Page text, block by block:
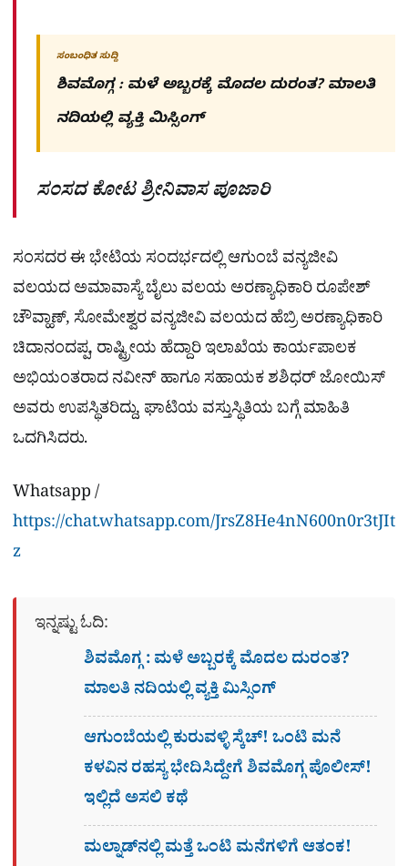
ಸಂಬಂಧಿತ ಸುದ್ದಿ
ಶಿವಮೊಗ್ಗ : ಮಳೆ ಅಬ್ಬರಕ್ಕೆ ಮೊದಲ ದುರಂತ? ಮಾಲತಿ
ನದಿಯಲ್ಲಿ ವ್ಯಕ್ತಿ ಮಿಸ್ಸಿಂಗ್​
ಸಂಸದ ಕೋಟ ಶ್ರೀನಿವಾಸ ಪೂಜಾರಿ
ಸಂಸದರ ಈ ಭೇಟಿಯ ಸಂದರ್ಭದಲ್ಲಿ ಆಗುಂಬೆ ವನ್ಯಜೀವಿ
ವಲಯದ ಅಮಾವಾಸ್ಯೆ ಬೈಲು ವಲಯ ಅರಣ್ಯಾಧಿಕಾರಿ ರೂಪೇಶ್
ಚೌವ್ಹಾಣ್, ಸೋಮೇಶ್ವರ ವನ್ಯಜೀವಿ ವಲಯದ ಹೆಬ್ರಿ ಅರಣ್ಯಾಧಿಕಾರಿ
ಚಿದಾನಂದಪ್ಪ, ರಾಷ್ಟ್ರೀಯ ಹೆದ್ದಾರಿ ಇಲಾಖೆಯ ಕಾರ್ಯಪಾಲಕ
ಅಭಿಯಂತರಾದ ನವೀನ್ ಹಾಗೂ ಸಹಾಯಕ ಶಶಿಧರ್ ಜೋಯಿಸ್
ಅವರು ಉಪಸ್ಥಿತರಿದ್ದು, ಘಾಟಿಯ ವಸ್ತುಸ್ಥಿತಿಯ ಬಗ್ಗೆ ಮಾಹಿತಿ
ಒದಗಿಸಿದರು.
Whatsapp /
https://chat.whatsapp.com/JrsZ8He4nN600n0r3tJIt
z
ಇನ್ನಷ್ಟು ಓದಿ:
ಶಿವಮೊಗ್ಗ : ಮಳೆ ಅಬ್ಬರಕ್ಕೆ ಮೊದಲ ದುರಂತ?
ಮಾಲತಿ ನದಿಯಲ್ಲಿ ವ್ಯಕ್ತಿ ಮಿಸ್ಸಿಂಗ್​
ಆಗುಂಬೆಯಲ್ಲಿ ಕುರುವಳ್ಳಿ ಸ್ಕೆಚ್​! ಒಂಟಿ ಮನೆ
ಕಳವಿನ ರಹಸ್ಯ ಭೇದಿಸಿದ್ದೇಗೆ ಶಿವಮೊಗ್ಗ ಪೊಲೀಸ್!
ಇಲ್ಲಿದೆ ಅಸಲಿ ಕಥೆ
ಮಲ್ನಾಡ್​ನಲ್ಲಿ ಮತ್ತೆ ಒಂಟಿ ಮನೆಗಳಿಗೆ ಆತಂಕ!